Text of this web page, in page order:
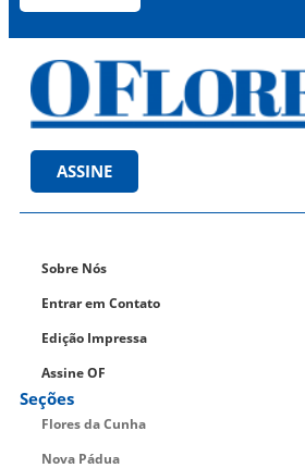
ASSINE
Sobre Nós
Entrar em Contato
Edição Impressa
Assine OF
Seções
Flores da Cunha
Nova Pádua